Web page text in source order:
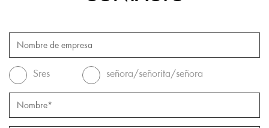
Sres señora/señorita/señora